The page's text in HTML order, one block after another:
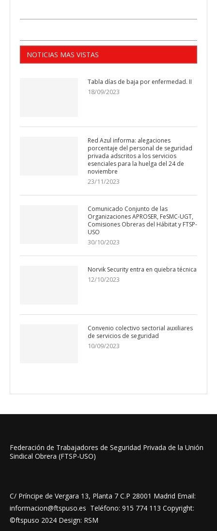
NOTICIAS MAS VISTAS
Tabla días de baja por enfermedad. II
18/09/2023
Red Azul informa: alegaciones
porcentaje del personal de seguridad
privada adscritos a los servicios
esenciales para la huelga del 24 de
noviembre
23/11/2023
Comunicado Conjunto de las
Organizaciones APROSER, FeSMC-UGT,
Comisiones Obreras del Hábitat y FTSP-
USO
30/10/2023
Norvik Security entra en quiebra técnica
12/10/2023
Convenio colectivo sectorial auxiliares
de servicios de seguridad
10/09/2023
Federación de Trabajadores de Seguridad Privada de la Unión
Sindical Obrera (FTSP-USO)
C/ Príncipe de Vergara 13, Planta 7 C.P 28001 Madrid Email:
informacion@ftspuso.es Teléfono: 915 774 113 Copyright:
©ftspuso 2024 Design: RSM